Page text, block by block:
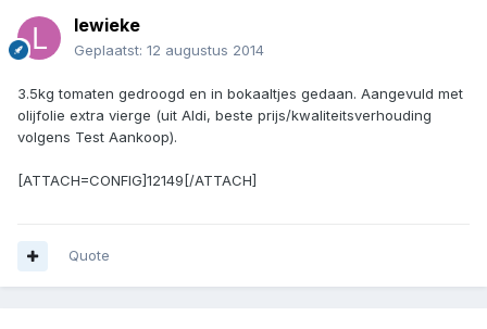
lewieke
Geplaatst: 12 augustus 2014
3.5kg tomaten gedroogd en in bokaaltjes gedaan. Aangevuld met
olijfolie extra vierge (uit Aldi, beste prijs/kwaliteitsverhouding
volgens Test Aankoop).
[ATTACH=CONFIG]12149[/ATTACH]
Quote